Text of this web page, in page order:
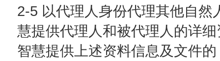
2-5 以代理人身份代理其他自
慧提供代理人和被代理人的详
智慧提供上述资料信息及文件